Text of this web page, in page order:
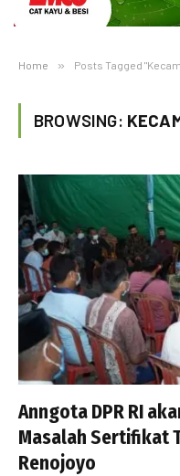
Home » Posts Tagged
BROWSING:
Anngota DPR RI
Masalah Sertifikat
Renojoyo